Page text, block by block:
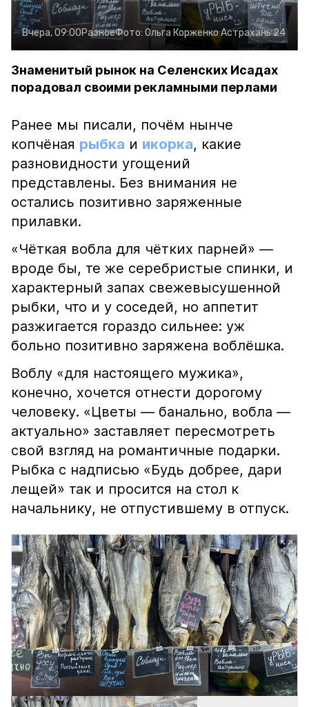
Вчера, 09:00РазноеФото: Ольга КорженкоАстрахань 24
Знаменитый рынок на Селенских Исадах
порадовал своими рекламными перлами
Ранее мы писали, почём нынче
копчёная рыбка и икорка, какие
разновидности угощений
представлены. Без внимания не
остались позитивно заряженные
прилавки.
«Чёткая вобла для чётких парней» —
вроде бы, те же серебристые спинки, и
характерный запах свежевысушенной
рыбки, что и у соседей, но аппетит
разжигается гораздо сильнее: уж
больно позитивно заряжена воблёшка.
Воблу «для настоящего мужика»,
конечно, хочется отнести дорогому
человеку. «Цветы — банально, вобла —
актуально» заставляет пересмотреть
свой взгляд на романтичные подарки.
Рыбка с надписью «Будь добрее, дари
лещей» так и просится на стол к
начальнику, не отпустившему в отпуск.